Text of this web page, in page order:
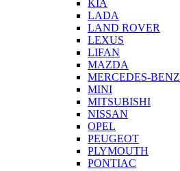
KIA
LADA
LAND ROVER
LEXUS
LIFAN
MAZDA
MERCEDES-BENZ
MINI
MITSUBISHI
NISSAN
OPEL
PEUGEOT
PLYMOUTH
PONTIAC